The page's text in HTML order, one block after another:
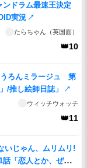
ンドラム最速王決定
実況 ↗
たらちゃん（英国面）
👑10
うろんミラージュ 第
/推し絵師日誌」
↗
ウィッチウォッチ
👑11
いじゃん、ムリムリ!
話「恋人とか、ぜっ